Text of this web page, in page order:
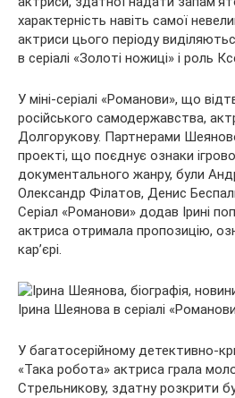
характерність навіть самої
актриси цього періоду
в серіалі «Золоті ножиці» і роль
У міні-серіалі «Романови», що
російського самодержавства,
Долгорукову. Партнерами
проекті, що поєднує ознаки
документального жанру, були
Олександр Філатов, Денис
Серіал «Романови» додав Ірині
актриса отримала пропозицію,
кар’єрі.
Ірина Шеянова в серіалі
У багатосерійному детективно-
«Така робота» актриса грала
Стрельникову, здатну розкрити